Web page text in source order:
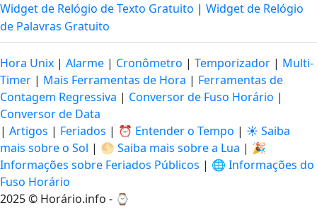
Widget de Relógio de Texto Gratuito | Widget de Relógio
de Palavras Gratuito
Hora Unix | Alarme | Cronômetro | Temporizador | Multi-
Timer | Mais Ferramentas de Hora | Ferramentas de
Contagem Regressiva | Conversor de Fuso Horário |
Conversor de Data
| Artigos | Feriados | ⏰ Entender o Tempo | ☀️ Saiba
mais sobre o Sol | 🌕 Saiba mais sobre a Lua | 🎉
Informações sobre Feriados Públicos | 🌐 Informações do
Fuso Horário
2025 © Horário.info - ⌚